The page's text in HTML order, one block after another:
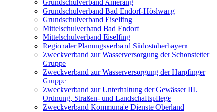
Grundschulverband Amerang
Grundschulverband Bad Endorf-Höslwang
Grundschulverband Eiselfing
Mittelschulverband Bad Endorf
Mittelschulverband Eiselfing
Regionaler Planungsverband Südostoberbayern
Zweckverband zur Wasserversorgung der Schonstetter
Gruppe
Zweckverband zur Wasserversorgung der Harpfinger
Gruppe
Zweckverband zur Unterhaltung der Gewässer III.
Ordnung, Straßen- und Landschaftspflege
Zweckverband Kommunale Dienste Oberland